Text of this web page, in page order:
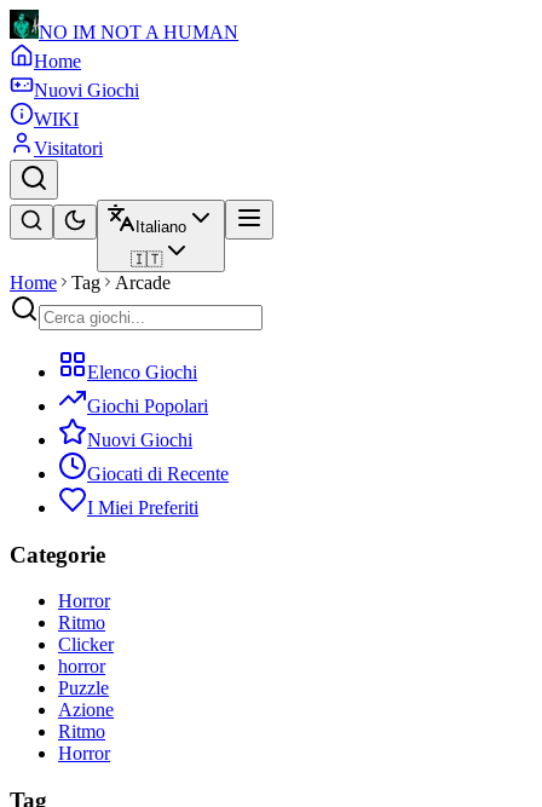
NO IM NOT A HUMAN
Home
Nuovi Giochi
WIKI
Visitatori
Italiano
🇮🇹
Home Tag Arcade
Elenco Giochi
Giochi Popolari
Nuovi Giochi
Giocati di Recente
I Miei Preferiti
Categorie
Horror
Ritmo
Clicker
horror
Puzzle
Azione
Ritmo
Horror
Tag